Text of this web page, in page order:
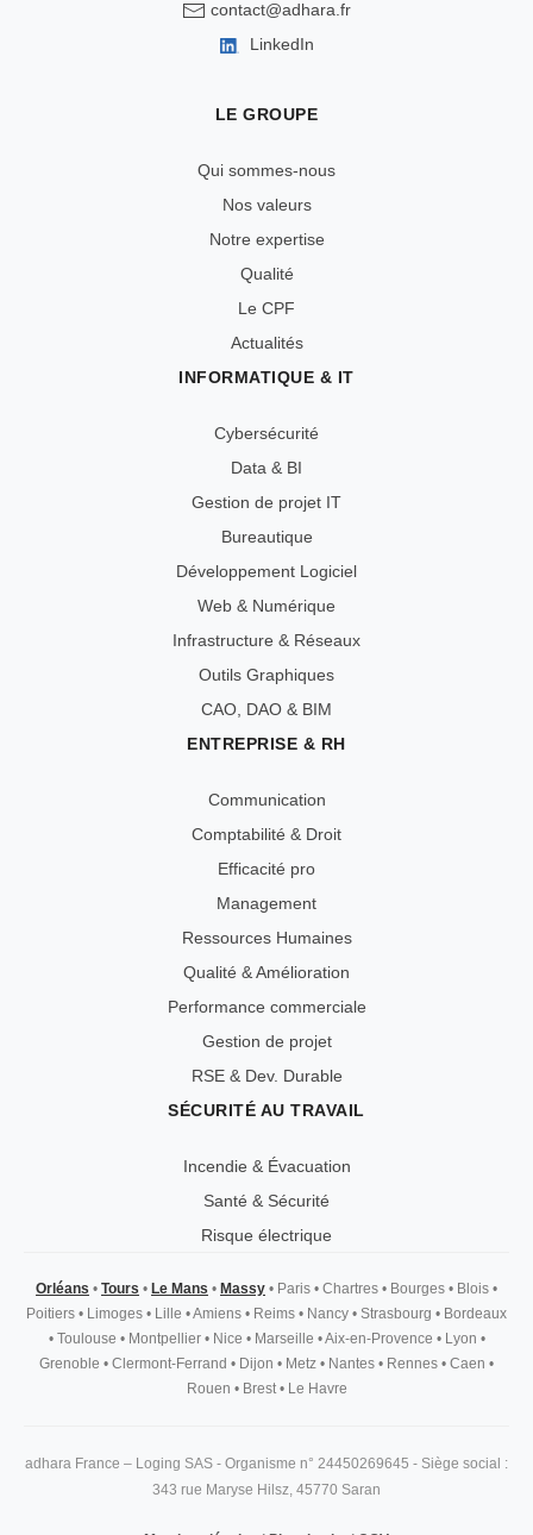
contact@adhara.fr
LinkedIn
LE GROUPE
Qui sommes-nous
Nos valeurs
Notre expertise
Qualité
Le CPF
Actualités
INFORMATIQUE & IT
Cybersécurité
Data & BI
Gestion de projet IT
Bureautique
Développement Logiciel
Web & Numérique
Infrastructure & Réseaux
Outils Graphiques
CAO, DAO & BIM
ENTREPRISE & RH
Communication
Comptabilité & Droit
Efficacité pro
Management
Ressources Humaines
Qualité & Amélioration
Performance commerciale
Gestion de projet
RSE & Dev. Durable
SÉCURITÉ AU TRAVAIL
Incendie & Évacuation
Santé & Sécurité
Risque électrique
Orléans • Tours • Le Mans • Massy • Paris • Chartres • Bourges • Blois •
Poitiers • Limoges • Lille •Amiens • Reims • Nancy • Strasbourg • Bordeaux
•Toulouse •Montpellier •Nice •Marseille •Aix-en-Provence •Lyon •
Grenoble • Clermont-Ferrand • Dijon • Metz • Nantes • Rennes • Caen •
Rouen •Brest•Le Havre
adhara France – Loging SAS - Organisme n° 24450269645 - Siège social :
343 rue Maryse Hilsz, 45770 Saran